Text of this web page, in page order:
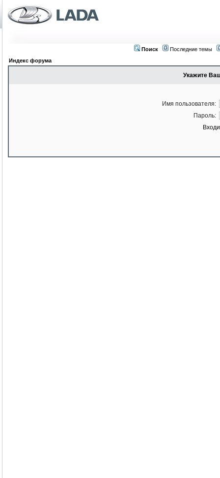
Поиск
Последние темы
Индекс форума
Укажите
Имя пользователя:
Пароль: